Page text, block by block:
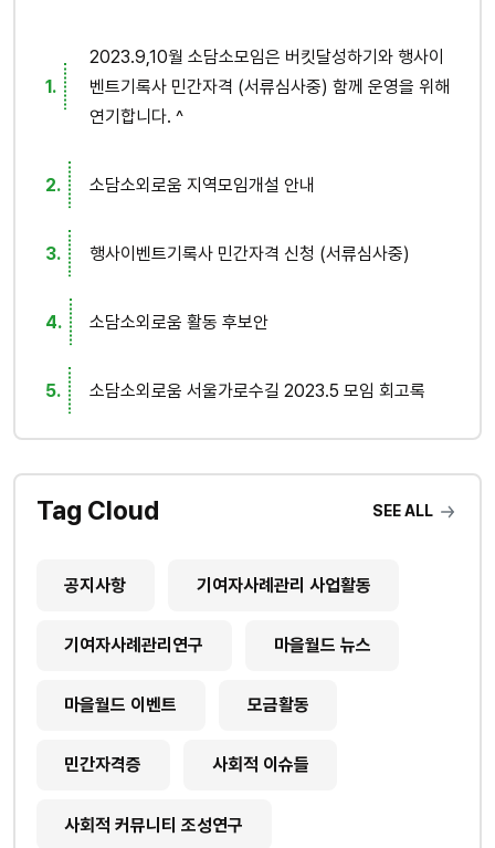
2023.9,10월 소담소모임은 버킷달성하기와 행사이
벤트기록사 민간자격 (서류심사중) 함께 운영을 위해
연기합니다. ^
소담소외로움 지역모임개설 안내
행사이벤트기록사 민간자격 신청 (서류심사중)
소담소외로움 활동 후보안
소담소외로움 서울가로수길 2023.5 모임 회고록
Tag Cloud SEE ALL
공지사항 기여자사례관리 사업활동
기여자사례관리연구 마을월드 뉴스
마을월드 이벤트 모금활동
민간자격증 사회적 이슈들
사회적 커뮤니티 조성연구